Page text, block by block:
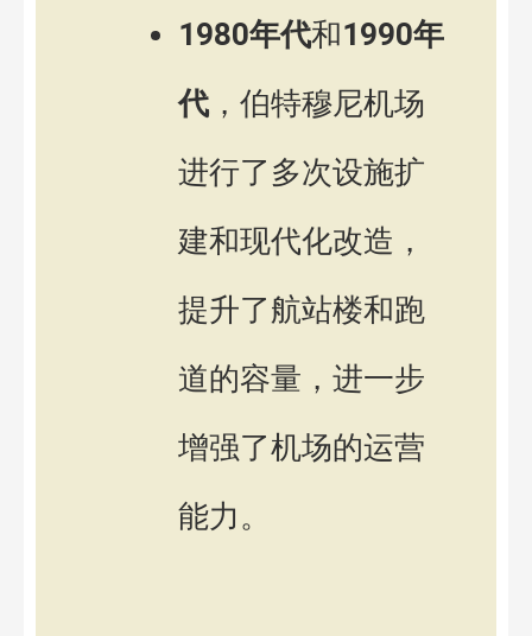
1980年代和1990年
代 ，伯特穆尼机场
进行了多次设施扩
建和现代化改造，
提升了航站楼和跑
道的容量，进一步
增强了机场的运营
能力。